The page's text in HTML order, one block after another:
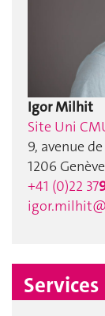
Igor Milhit
Site Uni
9, avenue
1206 Genève
+41 (0)22 37
Services